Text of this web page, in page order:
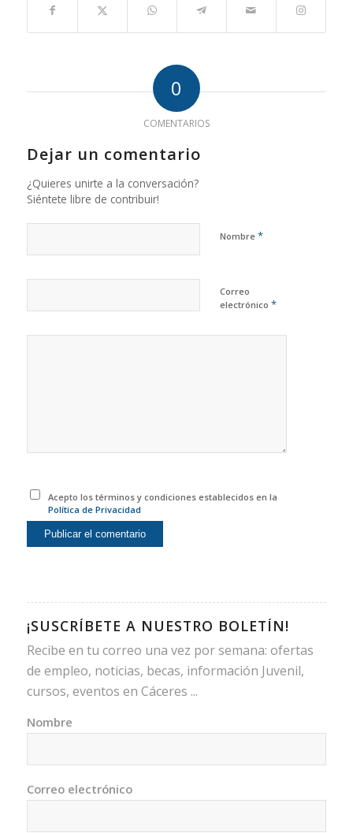
0
COMENTARIOS
Dejar un comentario
¿Quieres unirte a la conversación?
Siéntete libre de contribuir!
Nombre *
Correo
electrónico *
Acepto los términos y condiciones establecidos en la
Política de Privacidad
¡SUSCRÍBETE A NUESTRO BOLETÍN!
Recibe en tu correo una vez por semana: ofertas
de empleo, noticias, becas, información Juvenil,
cursos, eventos en Cáceres ...
Nombre
Correo electrónico